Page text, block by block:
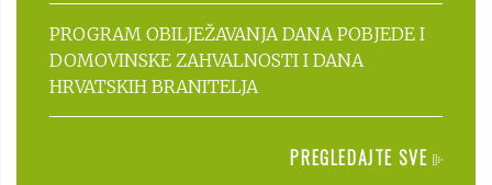
PROGRAM OBILJEŽAVANJA DANA POBJEDE I
DOMOVINSKE ZAHVALNOSTI I DANA
HRVATSKIH BRANITELJA
PREGLEDAJTE SVE